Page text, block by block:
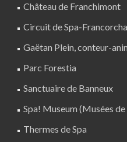
Château de Franchimont
Circuit de Spa-
Gaëtan Plein, conteur-
Parc Forestia
Sanctuaire de Banneux
Spa! Museum (Musées
Thermes de Spa